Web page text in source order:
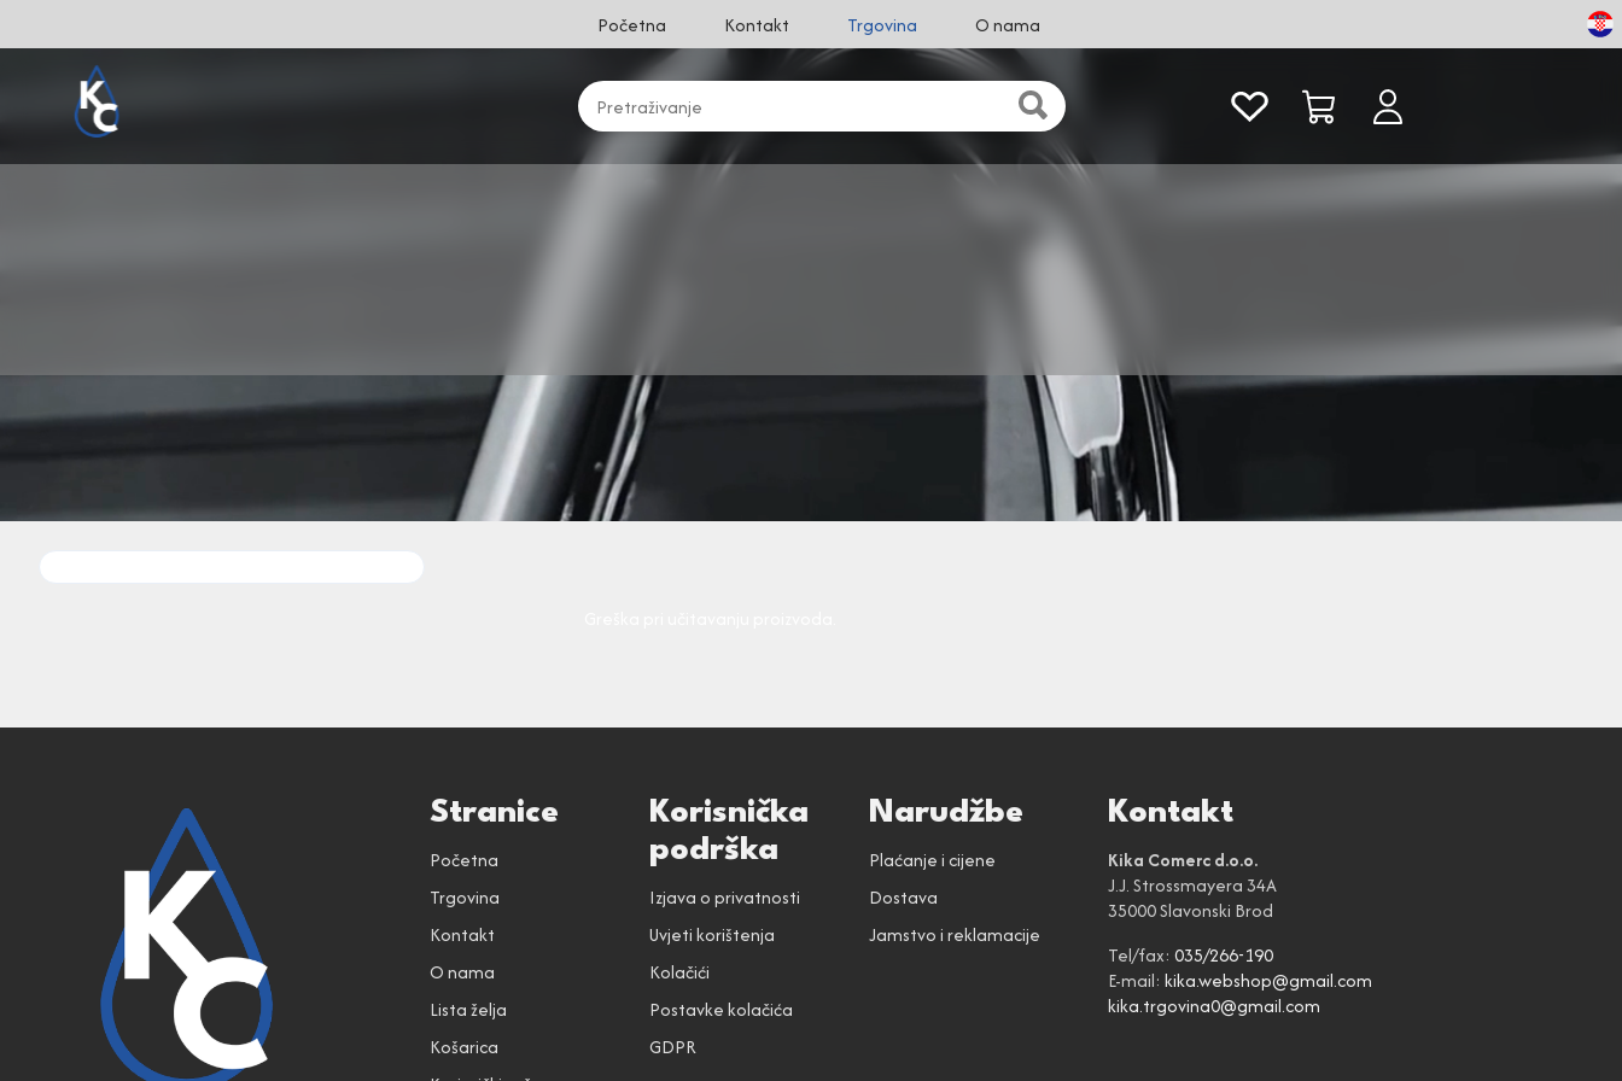
Početna Kontakt Trgovina O nama
Stranice
Početna
Trgovina
Kontakt
O nama
Lista želja
Košarica
Korisnička
podrška
Izjava o privatnosti
Uvjeti korištenja
Kolačići
Postavke kolačića
GDPR
Narudžbe
Plaćanje i cijene
Dostava
Jamstvo i reklamacije
Kontakt
Kika Comerc d.o.o.
J.J. Strossmayera 34A
35000 Slavonski Brod
Tel/fax: 035/266-190
E-mail: kika.webshop@gmail.com
kika.trgovina0@gmail.com